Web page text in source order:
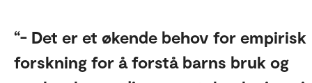
- Det er et økende behov for empirisk
forskning for å forstå barns bruk og